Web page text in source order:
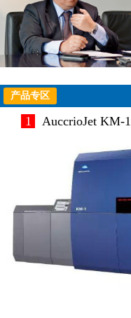
产品专区
1 AuccrioJet KM-1